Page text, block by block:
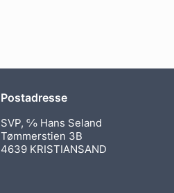
Postadresse
SVP, ℅ Hans Seland
Tømmerstien 3B
4639 KRISTIANSAND